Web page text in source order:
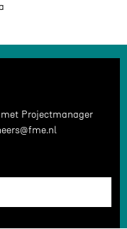
Projectmanager